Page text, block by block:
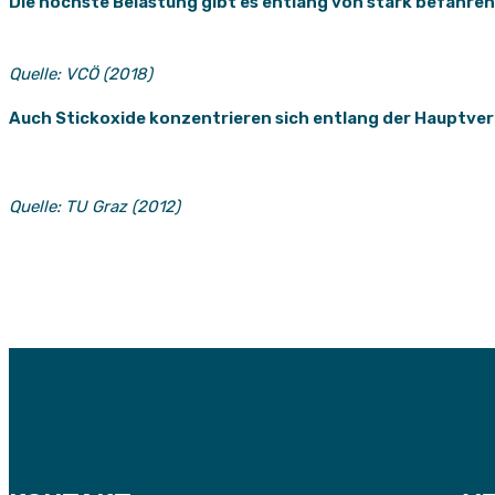
Quelle: VCÖ (2018)
Auch Stickoxide konzentrieren sich entlang der
Quelle: TU Graz (2012)